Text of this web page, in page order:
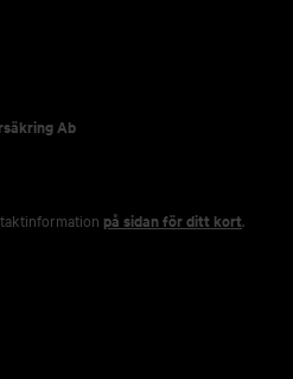
Ab
på sidan för ditt kort.